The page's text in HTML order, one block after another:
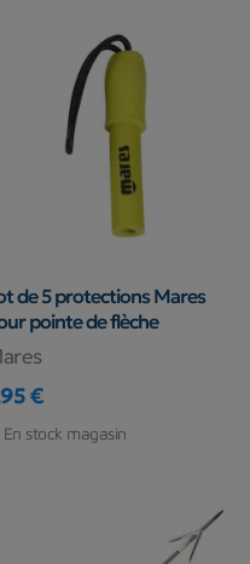
de 5 protections Mares
pointe de flèche
€
En stock magasin